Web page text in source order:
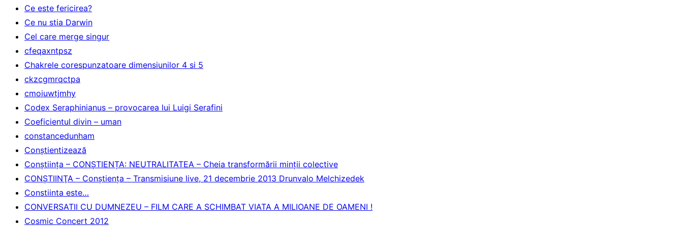
Ce este fericirea?
Ce nu stia Darwin
Cel care merge singur
cfeqaxntpsz
Chakrele corespunzatoare dimensiunilor 4 si 5
ckzcgmrqctpa
cmoiuwtjmhy
Codex Seraphinianus – provocarea lui Luigi Serafini
Coeficientul divin – uman
constancedunham
Conştientizează
Conștiința – CONȘTIENȚA: NEUTRALITATEA – Cheia transformării minții colective
CONŞTIINŢA – Conştienţa – Transmisiune live, 21 decembrie 2013 Drunvalo Melchizedek
Constiinta este…
CONVERSATII CU DUMNEZEU – FILM CARE A SCHIMBAT VIATA A MILIOANE DE OAMENI !
Cosmic Concert 2012